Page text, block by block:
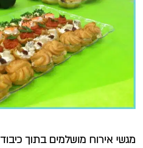
מגשי אירוח מושלמים בתוך